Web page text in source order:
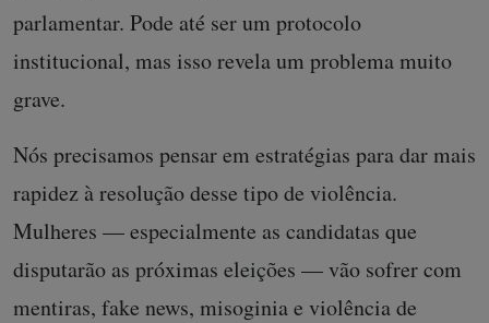
parlamentar. Pode até ser um protocolo
institucional, mas isso revela um problema muito
grave.
Nós precisamos pensar em estratégias para dar mais
rapidez à resolução desse tipo de violência.
Mulheres — especialmente as candidatas que
disputarão as próximas eleições — vão sofrer com
mentiras, fake news, misoginia e violência de